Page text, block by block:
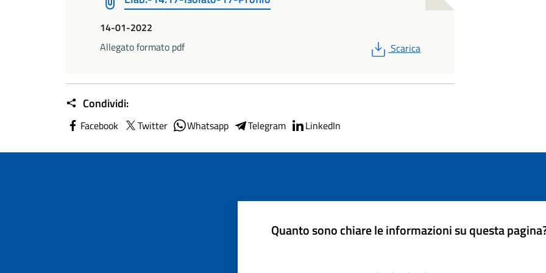
14-01-2022
Allegato formato pdf
PDF
Scarica
Condividi:
Facebook Twitter Whatsapp Telegram LinkedIn
Quanto sono chiare le informazioni su questa